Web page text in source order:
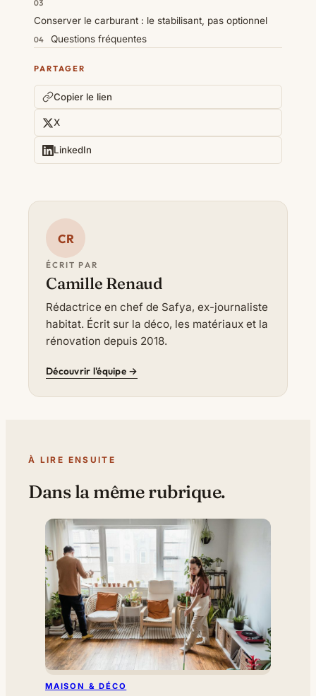
Conserver le carburant : le stabilisant, pas optionnel
Questions fréquentes
PARTAGER
Copier le lien
X
LinkedIn
CR
ÉCRIT PAR
Camille Renaud
Rédactrice en chef de Safya, ex-journaliste
habitat. Écrit sur la déco, les matériaux et la
rénovation depuis 2018.
Découvrir l'équipe →
À LIRE ENSUITE
Dans la même rubrique.
MAISON & DÉCO